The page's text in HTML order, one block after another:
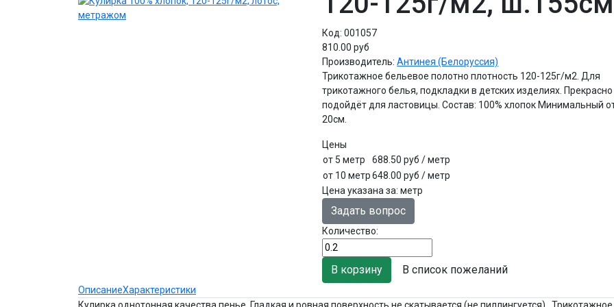
Код:001057
810.00 руб
Производитель:Антинея (Белоруссия)
Трикотажное бельевое полотно плотность 120-125г/м2. Для
трикотажного белья, подкладки в детских изделиях. Прекрасно
подойдёт для ластовицы. Состав: 100% хлопок Минимальный
20см.
Цены
от 5 метр
688.50 руб/ метр
от 10 метр 648.00 руб/ метр
Цена указана за:метр
Задать вопрос
Количество:
В список пожеланий
ОписаниеХарактеристики
Кулирка однотонная качества пенье. Гладкая и ровная поверхность не скатывается (не пиллингуется), Трикотажное